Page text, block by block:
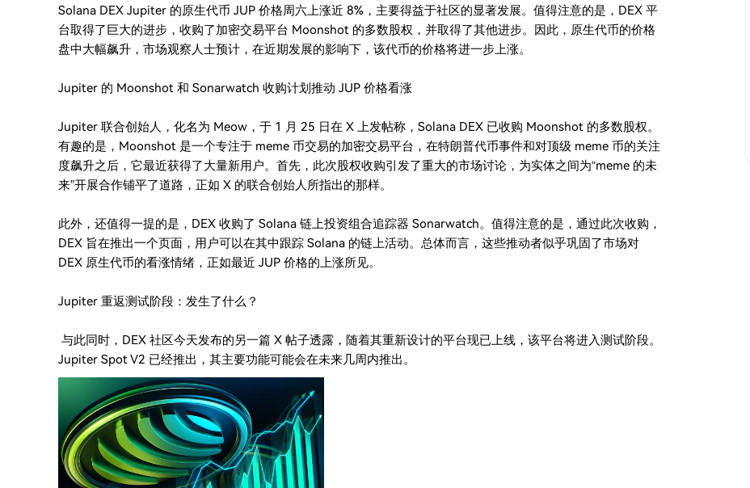
Solana DEX Jupiter 的原生代币 JUP 价格周六上涨近 8%，主要得益于社区的显著发展。值得注意的是，DEX 平
台取得了巨大的进步，收购了加密交易平台 Moonshot 的多数股权，并取得了其他进步。因此，原生代币的价格
盘中大幅飙升，市场观察人士预计，在近期发展的影响下，该代币的价格将进一步上涨。
Jupiter 的 Moonshot 和 Sonarwatch 收购计划推动 JUP 价格看涨
Jupiter 联合创始人，化名为 Meow，于 1 月 25 日在 X 上发帖称，Solana DEX 已收购 Moonshot 的多数股权。
有趣的是，Moonshot 是一个专注于 meme 币交易的加密交易平台，在特朗普代币事件和对顶级 meme 币的关注
度飙升之后，它最近获得了大量新用户。首先，此次股权收购引发了重大的市场讨论，为实体之间为“meme 的未
来”开展合作铺平了道路，正如 X 的联合创始人所指出的那样。
此外，还值得一提的是，DEX 收购了 Solana 链上投资组合追踪器 Sonarwatch。值得注意的是，通过此次收购，
DEX 旨在推出一个页面，用户可以在其中跟踪 Solana 的链上活动。总体而言，这些推动者似乎巩固了市场对
DEX 原生代币的看涨情绪，正如最近 JUP 价格的上涨所见。
Jupiter 重返测试阶段：发生了什么？
与此同时，DEX 社区今天发布的另一篇 X 帖子透露，随着其重新设计的平台现已上线，该平台将进入测试阶段。
Jupiter Spot V2 已经推出，其主要功能可能会在未来几周内推出。